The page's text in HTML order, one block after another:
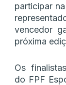
participar
vencedor
próxima
Os
do FPF